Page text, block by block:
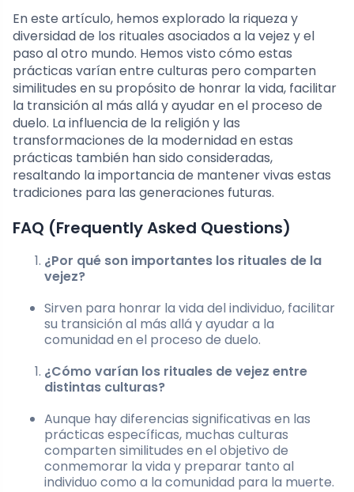
En este artículo, hemos explorado la riqueza y
diversidad de los rituales asociados a la vejez y el
paso al otro mundo. Hemos visto cómo estas
prácticas varían entre culturas pero comparten
similitudes en su propósito de honrar la vida, facilitar
la transición al más allá y ayudar en el proceso de
duelo. La influencia de la religión y las
transformaciones de la modernidad en estas
prácticas también han sido consideradas,
resaltando la importancia de mantener vivas estas
tradiciones para las generaciones futuras.
FAQ (Frequently Asked Questions)
¿Por qué son importantes los rituales de la
vejez?
Sirven para honrar la vida del individuo, facilitar
su transición al más allá y ayudar a la
comunidad en el proceso de duelo.
¿Cómo varían los rituales de vejez entre
distintas culturas?
Aunque hay diferencias significativas en las
prácticas específicas, muchas culturas
comparten similitudes en el objetivo de
conmemorar la vida y preparar tanto al
individuo como a la comunidad para la muerte.